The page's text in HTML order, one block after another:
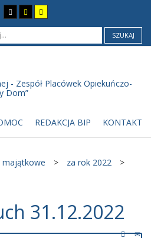
SZUKAJ
- Zespół Placówek Opiekuńczo-
Dom”
REDAKCJA BIP KONTAKT
majątkowe > za rok 2022
>
31.12.2022